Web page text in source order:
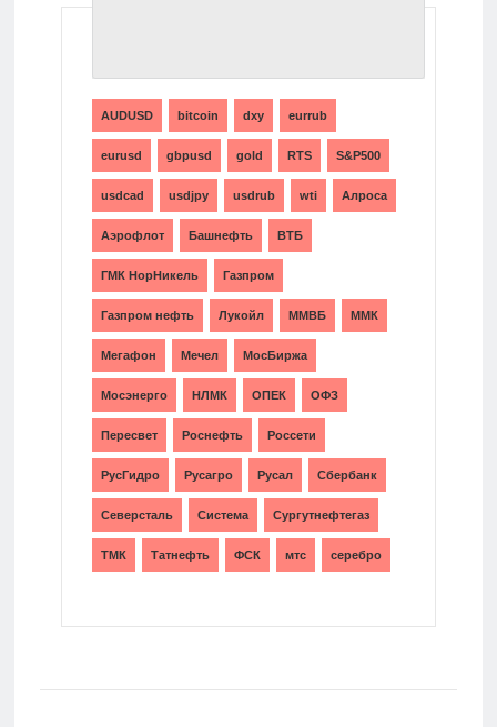
AUDUSD bitcoin dxy eurrub
eurusd gbpusd gold RTS S&P500
usdcad usdjpy usdrub wti Алроса
Аэрофлот Башнефть ВТБ
ГМК НорНикель Газпром
Газпром нефть Лукойл ММВБ ММК
Мегафон Мечел МосБиржа
Мосэнерго НЛМК ОПЕК ОФЗ
Пересвет Роснефть Россети
РусГидро Русагро Русал Сбербанк
Северсталь Система Сургутнефтегаз
ТМК Татнефть ФСК мтс серебро